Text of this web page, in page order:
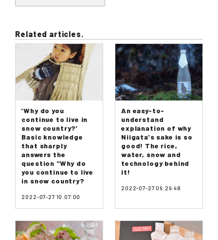
Related articles.
'Why do you
continue to live in
snow country?'
Basic knowledge
that sharply
answers the
question "Why do
you continue to live
in snow country?
2022-07-27 10:07:00
An easy-to-
understand
explanation of why
Niigata's sake is so
good! The rice,
water, snow and
technology behind
it!
2022-07-27 09:29:48